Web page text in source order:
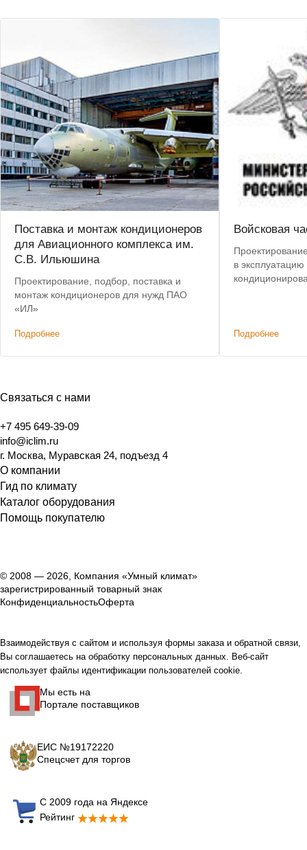
Поставка и монтаж кондиционеров
для Авиационного комплекса им.
С.В. Ильюшина
Проектирование, подбор, поставка и
монтаж кондиционеров для нужд ПАО
«ИЛ»
Подробнее
Войсковая
в
Подробнее
Связаться с нами
+7 495 649-39-09
info@iclim.ru
г. Москва, Муравская 24, подъезд 4
О компании
Гид по климату
Каталог оборудования
Помощь покупателю
© 2008 — 2026, Компания «Умный климат»
зарегистрированный товарный знак
КонфиденциальностьОферта
Взаимодействуя с сайтом и используя формы заказа и обратной связи,
Вы соглашаетесь на обработку персональных данных. Веб-сайт
использует файлы идентификации пользователей cookie.
Мы есть на
Портале поставщиков
ЕИС №19172220
Спецсчет для торгов
С 2009 года на Яндексе
Рейтинг